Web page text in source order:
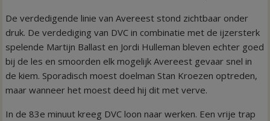
De verdedigende linie van Avereest stond zichtbaar onder
druk. De verdediging van DVC in combinatie met de ijzersterk
spelende Martijn Ballast en Jordi Hulleman bleven echter goed
bij de les en smoorden elk mogelijk Avereest gevaar snel in
de kiem. Sporadisch moest doelman Stan Kroezen optreden,
maar wanneer het moest deed hij dit met verve.
In de 83e minuut kreeg DVC loon naar werken. Een vrije trap